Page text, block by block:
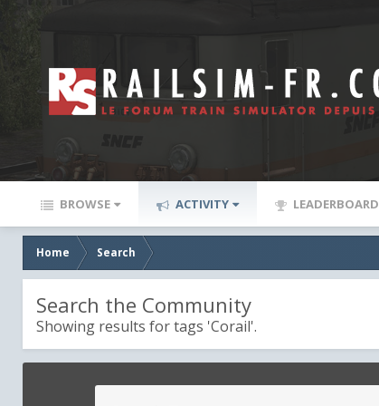
BROWSE ACTIVITY LEADERBOARD
Home Search
Search the Community
Showing results for tags 'Corail'.